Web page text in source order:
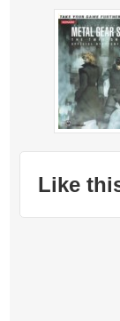
Like